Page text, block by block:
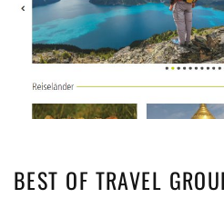
BEST OF TRAVEL